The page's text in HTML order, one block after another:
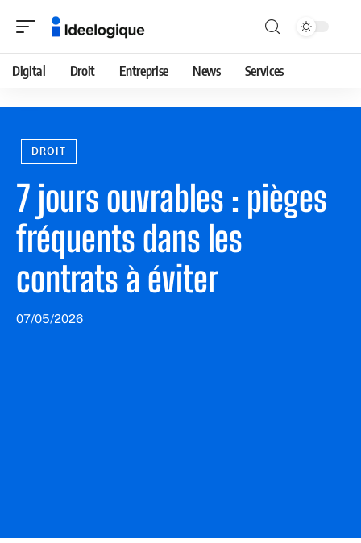
Digital Droit Entreprise News Services
DROIT
7 jours ouvrables : pièges
fréquents dans les
contrats à éviter
07/05/2026